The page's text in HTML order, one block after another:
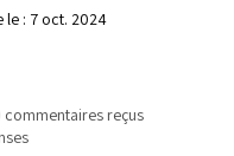
le : 7 oct. 2024
commentaires reçus